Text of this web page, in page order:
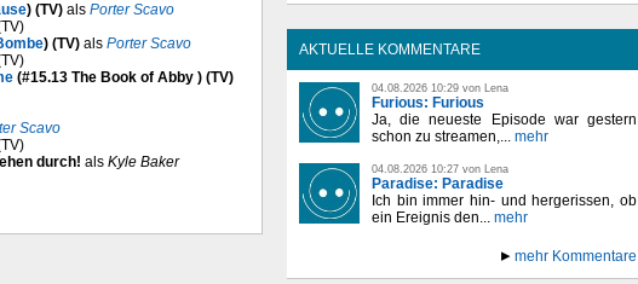
) (TV) als Porter Scavo
) (TV) als Porter Scavo
(#15.13 The Book of Abby ) (TV)
Scavo
durch! als Kyle Baker
AKTUELLE KOMMENTARE
04.08.2026 10:29 von Lena
Furious: Furious
Ja, die neueste Episode war gestern
schon zu streamen,... mehr
04.08.2026 10:27 von Lena
Paradise: Paradise
Ich bin immer hin- und hergerissen, ob
ein Ereignis den... mehr
mehr Kommentare